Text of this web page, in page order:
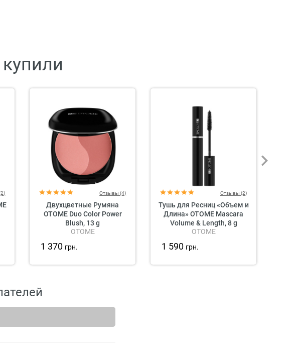
Отзывы (4)
Двухцветные Румяна
OTOME Duo Color Power
Blush, 13 g
OTOME
1 370 грн.
Отзывы (2)
Тушь для Ресниц «Объем и
Длина» OTOME Mascara
Volume & Length, 8 g
OTOME
1 590 грн.